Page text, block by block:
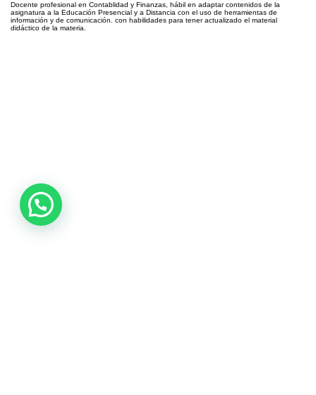
Docente profesional en Contablidad y Finanzas, hábil en adaptar contenidos de la
asignatura a la Educación Presencial y a Distancia con el uso de herramientas de
información y de comunicación. con habilidades para tener actualizado el material
didáctico de la materia.